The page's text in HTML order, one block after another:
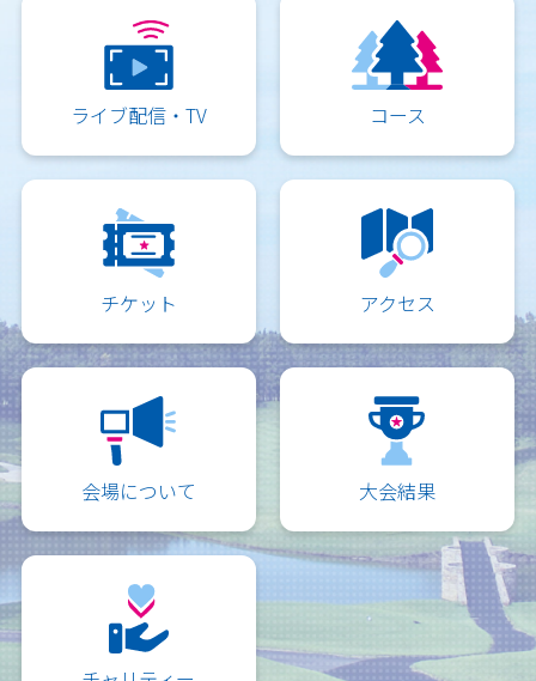
ライブ配信・TV コース
チケット アクセス
会場について 大会結果